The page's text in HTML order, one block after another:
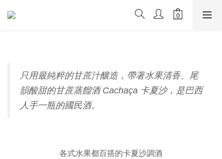
只用最純粹的甘蔗汁釀造，帶著水果清香、尾
韻酸甜的甘蔗蒸餾酒 Cachaça 卡夏沙，是巴西
人手一瓶的國民酒。
各式水果都百搭的卡夏沙調酒